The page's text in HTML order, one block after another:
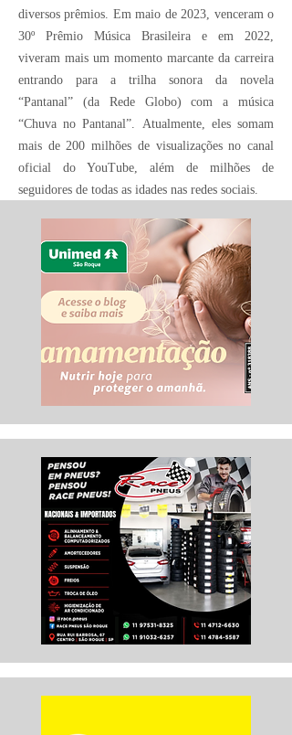
diversos prêmios. Em maio de 2023, venceram o
30º Prêmio Música Brasileira e em 2022,
viveram mais um momento marcante da carreira
entrando para a trilha sonora da novela
“Pantanal” (da Rede Globo) com a música
“Chuva no Pantanal”. Atualmente, eles somam
mais de 200 milhões de visualizações no canal
oficial do YouTube, além de milhões de
seguidores de todas as idades nas redes sociais.